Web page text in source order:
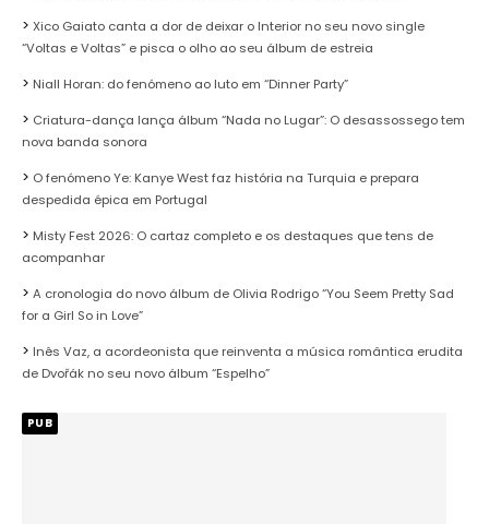
Xico Gaiato canta a dor de deixar o Interior no seu novo single
“Voltas e Voltas” e pisca o olho ao seu álbum de estreia
Niall Horan: do fenómeno ao luto em “Dinner Party”
Criatura-dança lança álbum “Nada no Lugar”: O desassossego tem
nova banda sonora
O fenómeno Ye: Kanye West faz história na Turquia e prepara
despedida épica em Portugal
Misty Fest 2026: O cartaz completo e os destaques que tens de
acompanhar
A cronologia do novo álbum de Olivia Rodrigo “You Seem Pretty Sad
for a Girl So in Love”
Inês Vaz, a acordeonista que reinventa a música romântica erudita
de Dvořák no seu novo álbum “Espelho”
PUB